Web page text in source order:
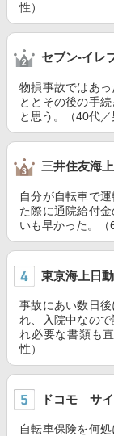
性）
セブン‐イレ
物損事故ではあ
ととその後の手
と思う。（40代／
三井住友海
自分が自転車で
た際に通院給付
いも早かった。（
東京海上日
事故にあい数日
れ、入院中なの
れ必要な書類も
性）
ドコモ サ
自転車保険を何